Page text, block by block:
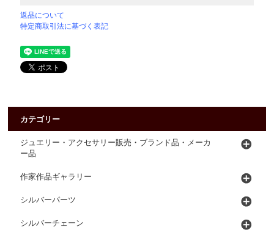
返品について
特定商取引法に基づく表記
カテゴリー
ジュエリー・アクセサリー販売・ブランド品・メーカ
ー品
作家作品ギャラリー
シルバーパーツ
シルバーチェーン